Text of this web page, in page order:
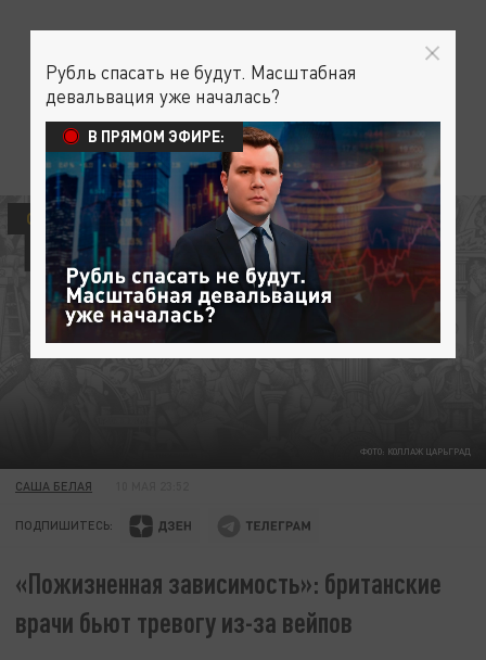
ФОТО: КОЛЛАЖ ЦАРЬГРАД
ОБЩЕСТВО
САША БЕЛАЯ
ПОДПИШИТЕСЬ:
«Пожизненная зависимость»: британские
врачи бьют тревогу из-за вейпов
Рубль спасать не будут. Масштабная
девальвация уже началась?
В ПРЯМОМ ЭФИРЕ: